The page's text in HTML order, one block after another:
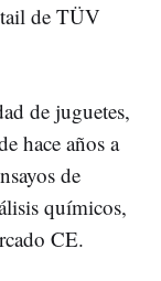
de TÜV
de juguetes,
hace años a
de
químicos,
CE.